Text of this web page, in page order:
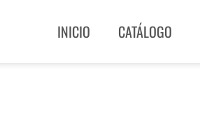
INICIO CATÁLOGO